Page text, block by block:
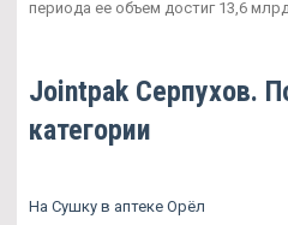
периода ее объем достиг 13,6
Jointpak Серпухов.
категории
На Сушку в аптеке Орёл